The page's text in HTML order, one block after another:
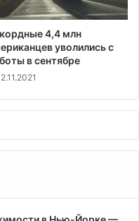
4,4 млн
уволились с
в сентябре